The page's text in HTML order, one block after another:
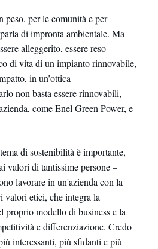
peso, per le comunità e per
di impronta ambientale. Ma
alleggerito, essere reso
di vita di un impianto rinnovabile,
in un’ottica
non basta essere rinnovabili,
come Enel Green Power, e
di sostenibilità è importante,
valori di tantissime persone –
lavorare in un'azienda con la
valori etici, che integra la
proprio modello di business e la
e differenziazione. Credo
interessanti, più sfidanti e più